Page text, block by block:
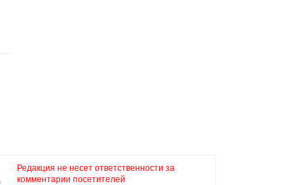
Редакция не несет ответственности за
комментарии посетителей